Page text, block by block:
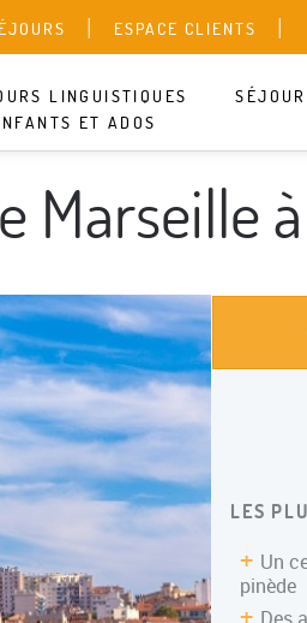
ESPACE CLIENTS
LINGUISTIQUES
ET ADOS
n’a pas de séjour en ce
découvrez nos autres
SÉJOUR LINGUISTIQUE
SÉJOUR LINGUISTIQUE
COLONIE SPORTS ET
COLONIE ITINERANTE
LES
Un
pinède
Marseille